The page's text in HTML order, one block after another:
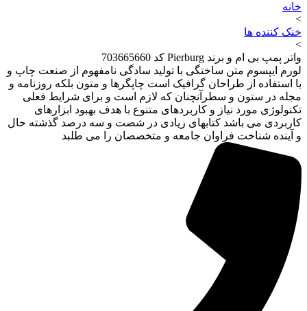
خانه
>
خنک کننده ها
>
واتر پمپ بی ام و برند Pierburg کد 703665660
لورم ایپسوم متن ساختگی با تولید سادگی نامفهوم از صنعت چاپ و
با استفاده از طراحان گرافیک است چاپگرها و متون بلکه روزنامه و
مجله در ستون و سطرآنچنان که لازم است و برای شرایط فعلی
تکنولوژی مورد نیاز و کاربردهای متنوع با هدف بهبود ابزارهای
کاربردی می باشد کتابهای زیادی در شصت و سه درصد گذشته حال
و آینده شناخت فراوان جامعه و متخصصان را می طلبد